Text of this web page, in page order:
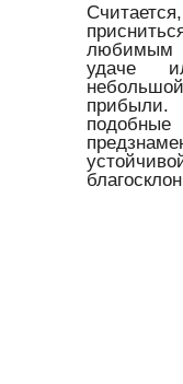
любимым
удаче